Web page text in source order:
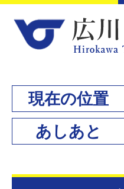
現在の位置
あしあと